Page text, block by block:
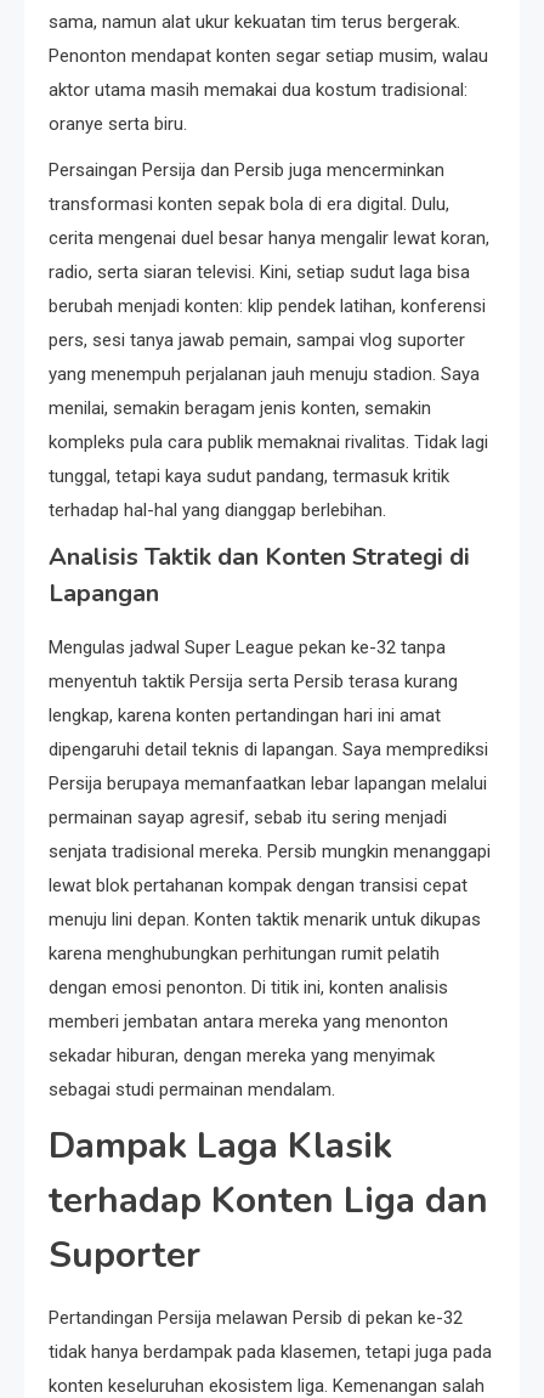
sama, namun alat ukur kekuatan tim terus bergerak.
Penonton mendapat konten segar setiap musim, walau
aktor utama masih memakai dua kostum tradisional:
oranye serta biru.
Persaingan Persija dan Persib juga mencerminkan
transformasi konten sepak bola di era digital. Dulu,
cerita mengenai duel besar hanya mengalir lewat koran,
radio, serta siaran televisi. Kini, setiap sudut laga bisa
berubah menjadi konten: klip pendek latihan, konferensi
pers, sesi tanya jawab pemain, sampai vlog suporter
yang menempuh perjalanan jauh menuju stadion. Saya
menilai, semakin beragam jenis konten, semakin
kompleks pula cara publik memaknai rivalitas. Tidak lagi
tunggal, tetapi kaya sudut pandang, termasuk kritik
terhadap hal-hal yang dianggap berlebihan.
Analisis Taktik dan Konten Strategi di
Lapangan
Mengulas jadwal Super League pekan ke-32 tanpa
menyentuh taktik Persija serta Persib terasa kurang
lengkap, karena konten pertandingan hari ini amat
dipengaruhi detail teknis di lapangan. Saya memprediksi
Persija berupaya memanfaatkan lebar lapangan melalui
permainan sayap agresif, sebab itu sering menjadi
senjata tradisional mereka. Persib mungkin menanggapi
lewat blok pertahanan kompak dengan transisi cepat
menuju lini depan. Konten taktik menarik untuk dikupas
karena menghubungkan perhitungan rumit pelatih
dengan emosi penonton. Di titik ini, konten analisis
memberi jembatan antara mereka yang menonton
sekadar hiburan, dengan mereka yang menyimak
sebagai studi permainan mendalam.
Dampak Laga Klasik
terhadap Konten Liga dan
Suporter
Pertandingan Persija melawan Persib di pekan ke-32
tidak hanya berdampak pada klasemen, tetapi juga pada
konten keseluruhan ekosistem liga. Kemenangan salah